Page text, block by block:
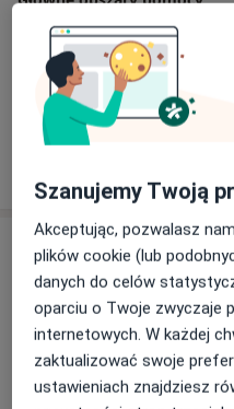
nawyki żywieniowe na
,,dieta” i pokazać, że to
życia i lepszego samopoczucia. Głęboko
właściwie dobrana dieta
wspomaga
Zaparcia Niedowaga
Choroby dietozależne
Żywienie kobiet w ciąży
Usługi i ceny
Konsultacja dietetyczna
Szczegóły
Analiza składu ciała
Szczegóły
Szanujemy Twoją
Akceptując, pozwalasz
plików cookie (lub
danych do celów
oparciu o Twoje zwyczaje
internetowych. W każdej
zaktualizować swoje
ustawieniach znajdziesz